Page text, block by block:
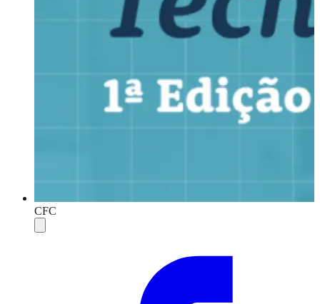
CFC
Compartilhar